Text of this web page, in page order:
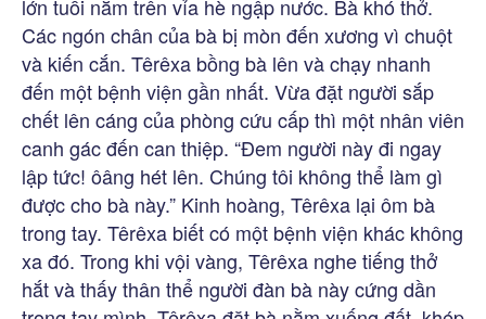
lớn tuổi nằm trên vỉa hè ngập nước. Bà khó thở.
Các ngón chân của bà bị mòn đến xương vì chuột
và kiến cắn. Têrêxa bồng bà lên và chạy nhanh
đến một bệnh viện gần nhất. Vừa đặt người sắp
chết lên cáng của phòng cứu cấp thì một nhân viên
canh gác đến can thiệp. “Đem người này đi ngay
lập tức! ôâng hét lên. Chúng tôi không thể làm gì
được cho bà này.” Kinh hoàng, Têrêxa lại ôm bà
trong tay. Têrêxa biết có một bệnh viện khác không
xa đó. Trong khi vội vàng, Têrêxa nghe tiếng thở
hắt và thấy thân thể người đàn bà này cứng dần